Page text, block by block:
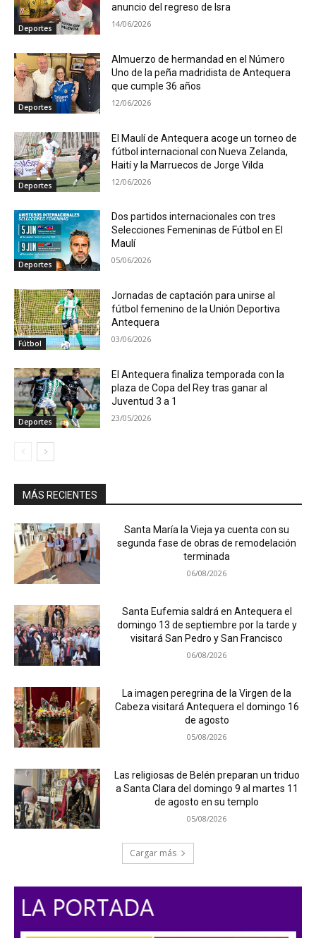
Deportes
anuncio del regreso de Isra
14/06/2026
Deportes
Almuerzo de hermandad en el Número
Uno de la peña madridista de Antequera
que cumple 36 años
12/06/2026
Deportes
El Maulí de Antequera acoge un torneo de
fútbol internacional con Nueva Zelanda,
Haití y la Marruecos de Jorge Vilda
12/06/2026
Deportes
Dos partidos internacionales con tres
Selecciones Femeninas de Fútbol en El
Maulí
05/06/2026
Fútbol
Jornadas de captación para unirse al
fútbol femenino de la Unión Deportiva
Antequera
03/06/2026
Deportes
El Antequera finaliza temporada con la
plaza de Copa del Rey tras ganar al
Juventud 3 a 1
23/05/2026
MÁS RECIENTES
Santa María la Vieja ya cuenta con su
segunda fase de obras de remodelación
terminada
06/08/2026
Santa Eufemia saldrá en Antequera el
domingo 13 de septiembre por la tarde y
visitará San Pedro y San Francisco
06/08/2026
La imagen peregrina de la Virgen de la
Cabeza visitará Antequera el domingo 16
de agosto
05/08/2026
Las religiosas de Belén preparan un triduo
a Santa Clara del domingo 9 al martes 11
de agosto en su templo
05/08/2026
Cargar más